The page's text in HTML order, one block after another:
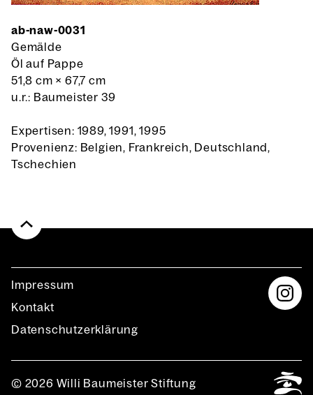
ab-naw-0031
Gemälde
Öl auf Pappe
51,8 cm ×67,7 cm
u.r.: Baumeister 39
Expertisen: 1989, 1991, 1995
Provenienz: Belgien, Frankreich, Deutschland,
Tschechien
© 2026 Willi Baumeister Stiftung
Impres­sum
Kon­takt
Daten­schutz­er­klä­rung